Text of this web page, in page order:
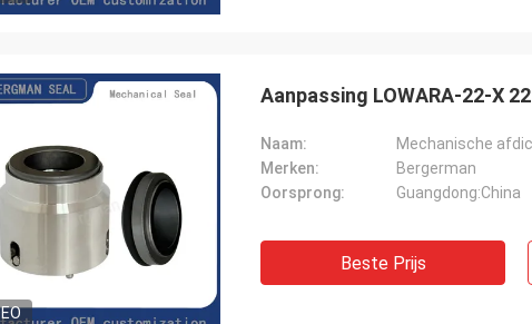
Aanpassing LOWARA-22-X
Naam:
Mechanische
Merken:
Bergerman
Oorsprong:
Guangdong:China
Beste Prijs